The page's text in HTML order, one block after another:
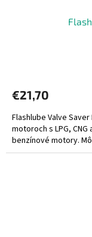
je
z
5
hviezdičiek.
€21,70
Flashlube Valve
motoroch s LPG,
benzínové motory.